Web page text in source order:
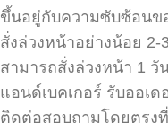
ขึ้นอยู่กับความซับซ้อนข
สั่งล่วงหน้าอย่างน้อย
สามารถสั่งล่วงหน้า 1 วั
แอนด์เบคเกอร์ รับออเ
ติดต่อสอบถามโดยตรงที่